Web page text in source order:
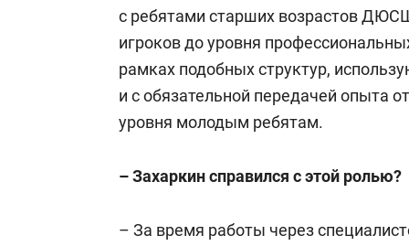
с ребятами старших возрастов
игроков до уровня
рамках подобных структур,
и с обязательной передачей опыта
уровня молодым ребятам.
– Захаркин справился с этой ролью?
– За время работы через